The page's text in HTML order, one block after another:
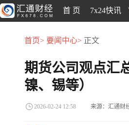
首 页 7x24快讯
首页> 要闻中心> 正文
期货公司观点汇
镍、锡等）
2026-02-24 12:58 来源：汇通财